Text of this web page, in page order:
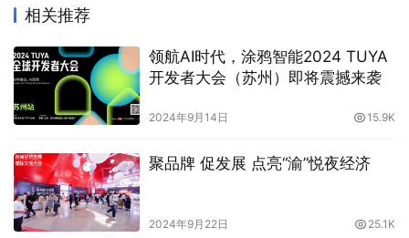
相关推荐
领航AI时代，涂鸦智能2024 TUYA
开发者大会（苏州）即将震撼来袭
2024年9月14日 15.9K
聚品牌 促发展 点亮“渝”悦夜经济
2024年9月22日 25.1K